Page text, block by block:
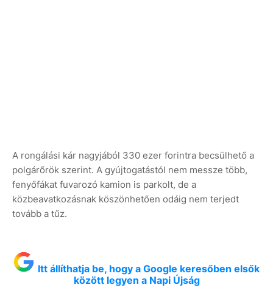
A rongálási kár nagyjából 330 ezer forintra becsülhető a
polgárőrök szerint. A gyújtogatástól nem messze több,
fenyőfákat fuvarozó kamion is parkolt, de a
közbeavatkozásnak köszönhetően odáig nem terjedt
tovább a tűz.
Itt állíthatja be, hogy a Google keresőben elsők
között legyen a Napi Újság